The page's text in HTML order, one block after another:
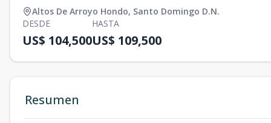
Altos De Arroyo Hondo, Santo Domingo D.N.
DESDE
US$ 104,500
HASTA
US$ 109,500
Resumen